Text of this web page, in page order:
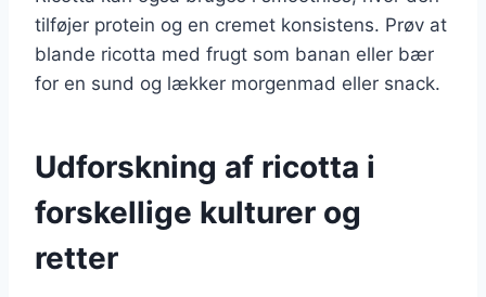
tilføjer protein og en cremet konsistens. Prøv at
blande ricotta med frugt som banan eller bær
for en sund og lækker morgenmad eller snack.
Udforskning af ricotta i
forskellige kulturer og
retter